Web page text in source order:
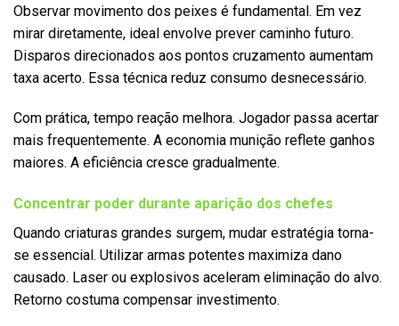
Observar movimento dos peixes é fundamental. Em vez
mirar diretamente, ideal envolve prever caminho futuro.
Disparos direcionados aos pontos cruzamento aumentam
taxa acerto. Essa técnica reduz consumo desnecessário.
Com prática, tempo reação melhora. Jogador passa acertar
mais frequentemente. A economia munição reflete ganhos
maiores. A eficiência cresce gradualmente.
Concentrar poder durante aparição dos chefes
Quando criaturas grandes surgem, mudar estratégia torna-
se essencial. Utilizar armas potentes maximiza dano
causado. Laser ou explosivos aceleram eliminação do alvo.
Retorno costuma compensar investimento.